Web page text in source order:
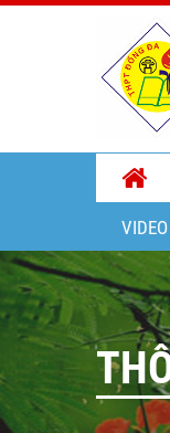
VIDEO